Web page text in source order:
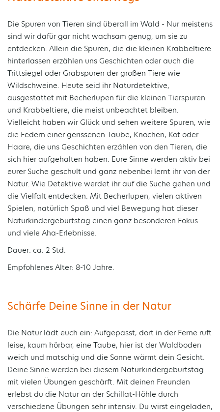
Die Spuren von Tieren sind überall im Wald - Nur meistens
sind wir dafür gar nicht wachsam genug, um sie zu
entdecken. Allein die Spuren, die die kleinen Krabbeltiere
hinterlassen erzählen uns Geschichten oder auch die
Trittsiegel oder Grabspuren der großen Tiere wie
Wildschweine. Heute seid ihr Naturdetektive,
ausgestattet mit Becherlupen für die kleinen Tierspuren
und Krabbeltiere, die meist unbeachtet bleiben.
Vielleicht haben wir Glück und sehen weitere Spuren, wie
die Federn einer gerissenen Taube, Knochen, Kot oder
Haare, die uns Geschichten erzählen von den Tieren, die
sich hier aufgehalten haben. Eure Sinne werden aktiv bei
eurer Suche geschult und ganz nebenbei lernt ihr von der
Natur. Wie Detektive werdet ihr auf die Suche gehen und
die Vielfalt entdecken. Mit Becherlupen, vielen aktiven
Spielen, natürlich Spaß und viel Bewegung hat dieser
Naturkindergeburtstag einen ganz besonderen Fokus
und viele Aha-Erlebnisse.
Dauer: ca. 2 Std.
Empfohlenes Alter: 8-10 Jahre.
Schärfe Deine Sinne in der Natur
Die Natur lädt euch ein: Aufgepasst, dort in der Ferne ruft
leise, kaum hörbar, eine Taube, hier ist der Waldboden
weich und matschig und die Sonne wärmt dein Gesicht.
Deine Sinne werden bei diesem Naturkindergeburtstag
mit vielen Übungen geschärft. Mit deinen Freunden
erlebst du die Natur an der Schillat-Höhle durch
verschiedene Übungen sehr intensiv. Du wirst eingeladen,